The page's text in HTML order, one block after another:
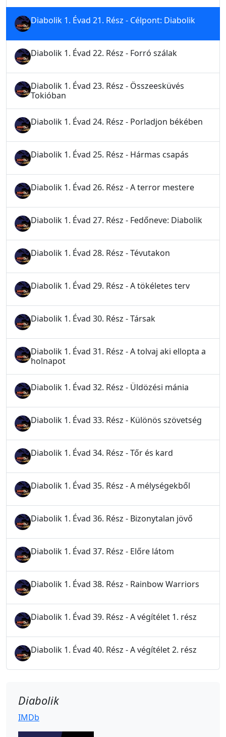
Diabolik 1. Évad 21. Rész - Célpont: Diabolik
Diabolik 1. Évad 22. Rész - Forró szálak
Diabolik 1. Évad 23. Rész - Összeesküvés
Tokióban
Diabolik 1. Évad 24. Rész - Porladjon békében
Diabolik 1. Évad 25. Rész - Hármas csapás
Diabolik 1. Évad 26. Rész - A terror mestere
Diabolik 1. Évad 27. Rész - Fedőneve: Diabolik
Diabolik 1. Évad 28. Rész - Tévutakon
Diabolik 1. Évad 29. Rész - A tökéletes terv
Diabolik 1. Évad 30. Rész - Társak
Diabolik 1. Évad 31. Rész - A tolvaj aki ellopta a
holnapot
Diabolik 1. Évad 32. Rész - Üldözési mánia
Diabolik 1. Évad 33. Rész - Különös szövetség
Diabolik 1. Évad 34. Rész - Tőr és kard
Diabolik 1. Évad 35. Rész - A mélységekből
Diabolik 1. Évad 36. Rész - Bizonytalan jövő
Diabolik 1. Évad 37. Rész - Előre látom
Diabolik 1. Évad 38. Rész - Rainbow Warriors
Diabolik 1. Évad 39. Rész - A végítélet 1. rész
Diabolik 1. Évad 40. Rész - A végítélet 2. rész
Diabolik
IMDb